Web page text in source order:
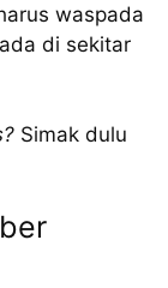
waspada
di sekitar
Simak dulu